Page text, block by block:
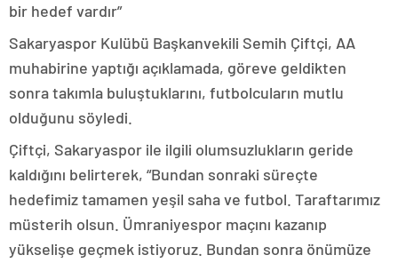
bir hedef vardır”
Sakaryaspor Kulübü Başkanvekili Semih Çiftçi, AA
muhabirine yaptığı açıklamada, göreve geldikten
sonra takımla buluştuklarını, futbolcuların mutlu
olduğunu söyledi.
Çiftçi, Sakaryaspor ile ilgili olumsuzlukların geride
kaldığını belirterek, “Bundan sonraki süreçte
hedefimiz tamamen yeşil saha ve futbol. Taraftarımız
müsterih olsun. Ümraniyespor maçını kazanıp
yükselişe geçmek istiyoruz. Bundan sonra önümüze